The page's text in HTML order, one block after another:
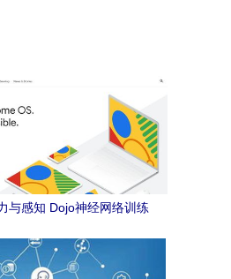
与感知 Dojo神经网络训练